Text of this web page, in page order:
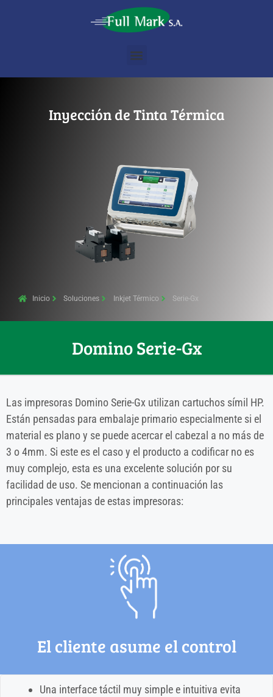
Inyección de Tinta Térmica
Inicio Soluciones Inkjet Térmico Serie-Gx
Domino Serie-Gx
Las impresoras Domino Serie-Gx utilizan cartuchos símil HP.
Están pensadas para embalaje primario especialmente si el
material es plano y se puede acercar el cabezal a no más de
3 o 4mm. Si este es el caso y el producto a codificar no es
muy complejo, esta es una excelente solución por su
facilidad de uso. Se mencionan a continuación las
principales ventajas de estas impresoras:
El cliente asume el control
Una interface táctil muy simple e intuitiva evita